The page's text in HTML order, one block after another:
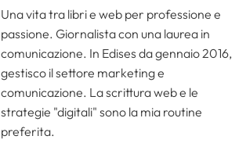
Una vita tra libri e web per professione e
passione. Giornalista con una laurea in
comunicazione. In Edises da gennaio 2016,
gestisco il settore marketing e
comunicazione. La scrittura web e le
strategie "digitali" sono la mia routine
preferita.